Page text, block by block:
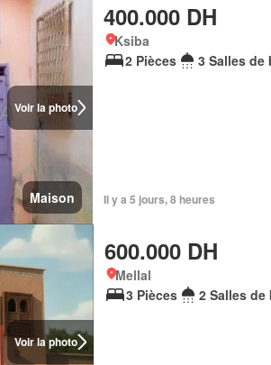
Voir la photo
Maison
400.000 DH
Ksiba
2 Pièces
3 Salles de
Il y a 5 jours, 8 heures
Voir la photo
600.000 DH
Mellal
3 Pièces
2 Salles de